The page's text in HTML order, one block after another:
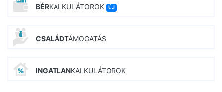
BÉRKALKULÁTOROK ÚJ
CSALÁDTÁMOGATÁS
INGATLANKALKULÁTOROK